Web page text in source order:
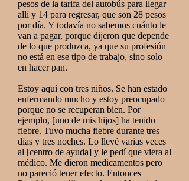
pesos de la tarifa del autobús para llegar
allí y 14 para regresar, que son 28 pesos
por día. Y todavía no sabemos cuánto le
van a pagar, porque dijeron que depende
de lo que produzca, ya que su profesión
no está en ese tipo de trabajo, sino solo
en hacer pan.
Estoy aquí con tres niños. Se han estado
enfermando mucho y estoy preocupado
porque no se recuperan bien. Por
ejemplo, [uno de mis hijos] ha tenido
fiebre. Tuvo mucha fiebre durante tres
días y tres noches. Lo llevé varias veces
al [centro de ayuda] y le pedí que viera al
médico. Me dieron medicamentos pero
no pareció tener efecto. Entonces